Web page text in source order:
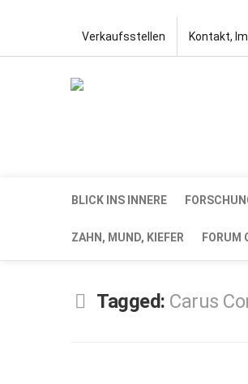
Verkaufsstellen Kontakt,
BLICK INS INNERE
ZAHN, MUND, KIEFER FORUM
Tagged: Carus